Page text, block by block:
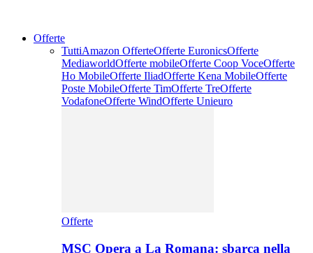
Offerte
TuttiAmazon OfferteOfferte EuronicsOfferte
MediaworldOfferte mobileOfferte Coop VoceOfferte
Ho MobileOfferte IliadOfferte Kena MobileOfferte
Poste MobileOfferte TimOfferte TreOfferte
VodafoneOfferte WindOfferte Unieuro
Offerte
MSC Opera a La Romana: sbarca nella